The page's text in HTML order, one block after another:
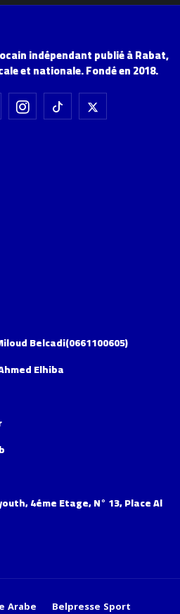
indépendant publié à Rabat,
et nationale. Fondé en 2018.
Belcadi(0661100605)
Elhiba
4éme Etage, N° 13, Place Al
Arabe Belpresse Sport